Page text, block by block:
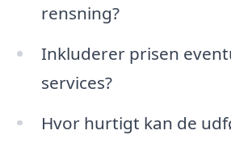
rensning?
Inkluderer prisen
services?
Hvor hurtigt kan de